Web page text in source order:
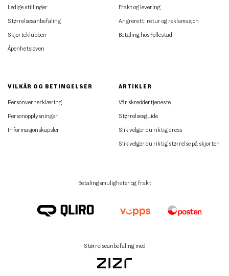
Ledige stillinger
Størrelsesanbefaling
Skjorteklubben
Åpenhetsloven
Frakt og levering
Angrerett, retur og reklamasjon
Betaling hos Follestad
VILKÅR OG BETINGELSER
Personvernerklæring
Personopplysninger
Informasjonskapsler
ARTIKLER
Vår skreddertjeneste
Størrelsesguide
Slik velger du riktig dress
Slik velger du riktig størrelse på skjorten
Betalingsmuligheter og frakt
Størrelseanbefaling med